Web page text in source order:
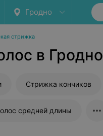
Гродно
стрижка
в Гродно
Стрижка кончиков
средней длины